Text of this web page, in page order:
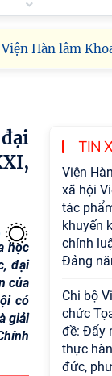
Khoa học xã
học
đại
của
có
giải
TIN
Viện
xã hội
tác
khuyến
chính
Đảng
Chi bộ
chức
đề: Đẩy
thực
đức,